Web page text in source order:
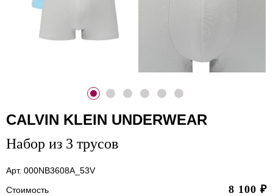
CALVIN KLEIN UNDERWEAR
Набор из 3 трусов
Арт. 000NB3608A_53V
Стоимость
8 100 ₽